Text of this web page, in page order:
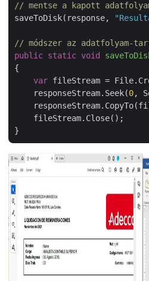
// mentse a kapott
saveToDisk(response,
// módszer az adatfolyam-
public static void
{
var fileStream =
    responseStream.Seek(
0,
    fileStream.Close();